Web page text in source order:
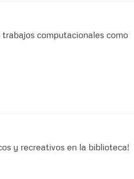
computacionales como
y recreativos en la biblioteca!